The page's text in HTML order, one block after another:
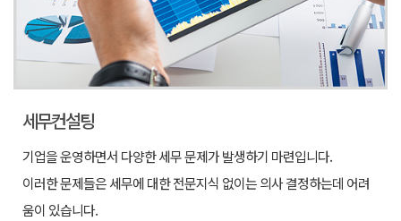
세무컨설팅
기업을 운영하면서 다양한 세무 문제가 발생하기 마련입니다.
이러한 문제들은 세무에 대한 전문지식 없이는 의사 결정하는데 어려
움이 있습니다.